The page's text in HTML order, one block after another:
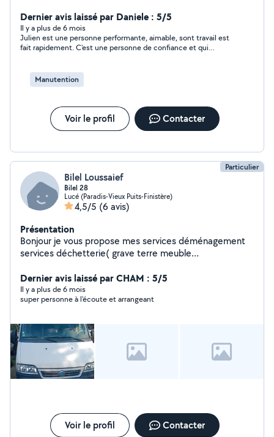
Dernier avis laissé par Daniele : 5/5
Il y a plus de 6 mois
Julien est une personne performante, aimable, sont travail est
fait rapidement. C'est une personne de confiance et qui
Manutention
Voir le profil Contacter
Particulier
Bilel Loussaief
Bilel 28
Lucé (Paradis-Vieux Puits-Finistère)
4,5/5 (6 avis)
Présentation
Bonjour je vous propose mes services déménagement
services déchetterie( grave terre meuble
peinture placo montage des meubles )
Dernier avis laissé par CHAM : 5/5
Il y a plus de 6 mois
super personne à l'écoute et arrangeant
Voir le profil Contacter